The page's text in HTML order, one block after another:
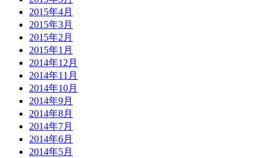
2015年4月
2015年3月
2015年2月
2015年1月
2014年12月
2014年11月
2014年10月
2014年9月
2014年8月
2014年7月
2014年6月
2014年5月